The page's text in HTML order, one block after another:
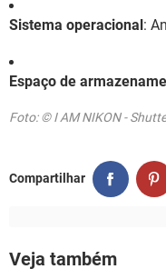
Sistema operacional:
Espaço de
Foto: © I AM NIKON -
Compartilhar
Veja também